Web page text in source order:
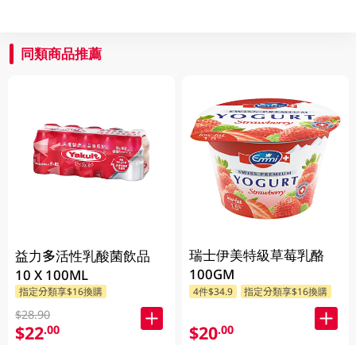
同類商品推薦
益力多活性乳酸菌飲品
10 X 100ML
指定分類享$16換購
$28.90
$22.00
瑞士伊美特級草莓乳酪
100GM
4件$34.9 指定分類享$16換購
$20.00